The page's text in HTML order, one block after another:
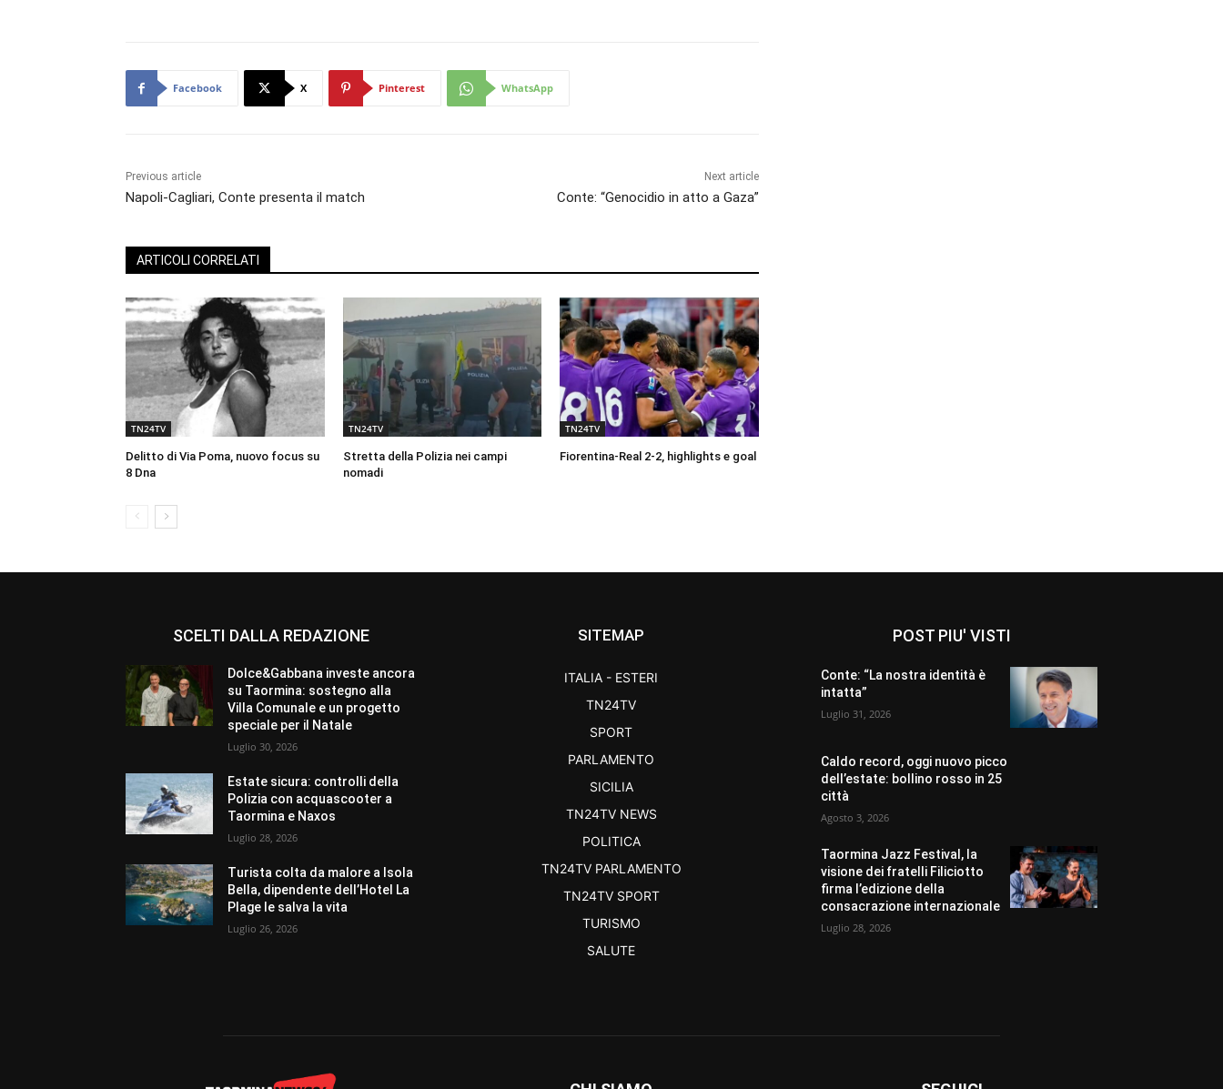
Facebook X Pinterest WhatsApp
Previous article
Napoli-Cagliari, Conte presenta il match
Next article
Conte: “Genocidio in atto a Gaza”
ARTICOLI CORRELATI
TN24TV
Delitto di Via Poma, nuovo focus su
8 Dna
TN24TV
Stretta della Polizia nei campi
nomadi
TN24TV
Fiorentina-Real 2-2, highlights e goal
SCELTI DALLA REDAZIONE
Dolce&Gabbana investe ancora
su Taormina: sostegno alla
Villa Comunale e un progetto
speciale per il Natale
Luglio 30, 2026
Estate sicura: controlli della
Polizia con acquascooter a
Taormina e Naxos
Luglio 28, 2026
Turista colta da malore a Isola
Bella, dipendente dell’Hotel La
Plage le salva la vita
Luglio 26, 2026
SITEMAP
ITALIA - ESTERI
TN24TV
SPORT
PARLAMENTO
SICILIA
TN24TV NEWS
POLITICA
TN24TV PARLAMENTO
TN24TV SPORT
TURISMO
SALUTE
POST PIU' VISTI
Conte: “La nostra identità è
intatta”
Luglio 31, 2026
Caldo record, oggi nuovo picco
dell’estate: bollino rosso in 25
città
Agosto 3, 2026
Taormina Jazz Festival, la
visione dei fratelli Filiciotto
firma l’edizione della
consacrazione internazionale
Luglio 28, 2026